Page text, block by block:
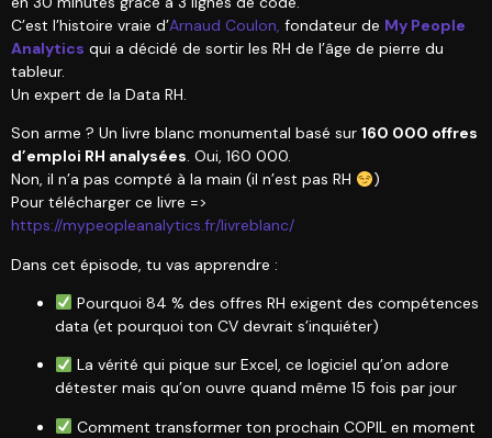
C’est l’histoire vraie d’Arnaud Coulon, fondateur de My People
Analytics qui a décidé de sortir les RH de l’âge de pierre du
tableur.
Un expert de la Data RH.
Son arme ? Un livre blanc monumental basé sur 160 000 offres
d’emploi RH analysées. Oui, 160 000.
Non, il n’a pas compté à la main (il n’est pas RH
)
Pour télécharger ce livre =>
https://mypeopleanalytics.fr/livreblanc/
Dans cet épisode, tu vas apprendre :
Pourquoi 84 % des offres RH exigent des compétences
data (et pourquoi ton CV devrait s’inquiéter)
La vérité qui pique sur Excel, ce logiciel qu’on adore
détester mais qu’on ouvre quand même 15 fois par jour
Comment transformer ton prochain COPIL en moment